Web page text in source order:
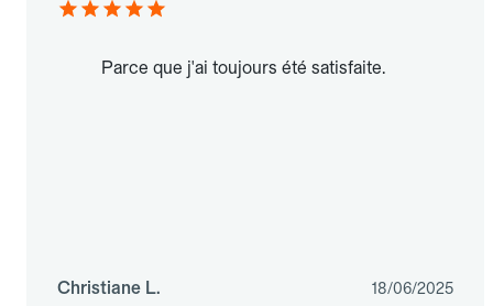
Parce que j'ai toujours été satisfaite.
Christiane L. 18/06/2025